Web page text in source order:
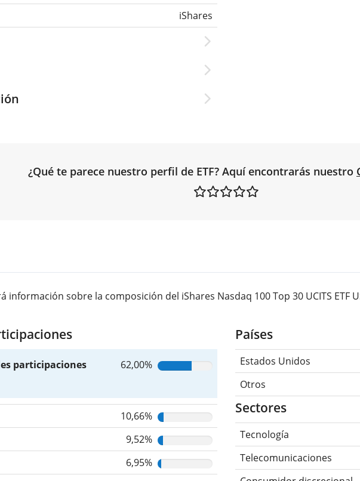
iShares
¿Qué te parece nuestro perfil de ETF? Aquí encontrarás nuestro
sobre la composición del iShares Nasdaq 100 Top 30 UCITS ETF
participaciones
62,00%
10,66%
9,52%
6,95%
Países
Estados Unidos
Otros
Sectores
Tecnología
Telecomunicaciones